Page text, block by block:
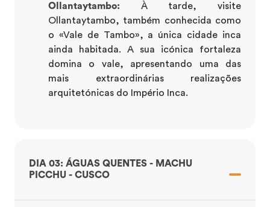
Ollantaytambo: À tarde, visite
Ollantaytambo, também conhecida como
o «Vale de Tambo», a única cidade inca
ainda habitada. A sua icónica fortaleza
domina o vale, apresentando uma das
mais extraordinárias realizações
arquitetónicas do Império Inca.
DIA 03: ÁGUAS QUENTES - MACHU
PICCHU - CUSCO